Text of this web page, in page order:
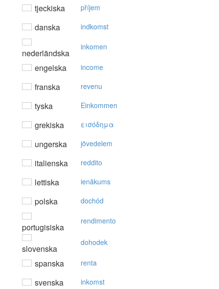
tjeckiska příjem
danska indkomst
nederländska
inkomen
engelska income
franska revenu
tyska Einkommen
grekiska εισόδημα
ungerska jövedelem
italienska reddito
lettiska ienākums
polska dochód
portugisiska
rendimento
slovenska
dohodek
spanska renta
svenska inkomst